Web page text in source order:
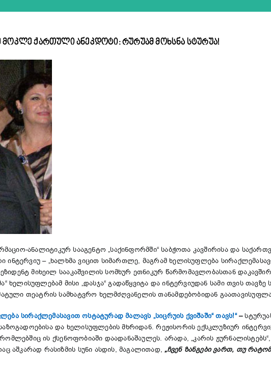
მოკლე ქართული ანეკდოტი: რურუამ მოხსნა სტურუა!
ანალიტიკურ სააგენტო „საქინფორმში“ საბჭოთა კავშირისა და
– „ხალხმა ვიცით სიმართლე, მაგრამ ხელისუფლება
მიხეილ სააკაშვილის სომხურ ეთნიკურ წარმომავლობასთან
ხელისუფლებამ მისი „დასჯა“ გადაწყვიტა და ინტერვიუდან სამი თვის
თეატრის სამხატვრო ხელმძღვანელის თანამდებობიდან
სირაქლემასავით ოსტატურად მალავს „სიცრუის ქვიშაში“ თავს!“–
და ხელისუფლების მხრიდან. რეჟისორის ექსკლუზიურ
ის ქსენოფობიაში დაადანაშაულეს. არადა, „კარის
აშკარად რასიზმის სუნი ასდის, მაგალითად,„ჩვენ ზანგები ვართ, თუ